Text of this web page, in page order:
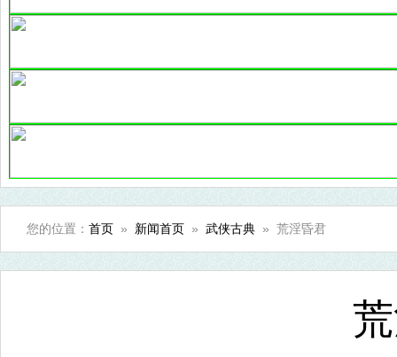
您的位置： 首页 » 新闻首页 » 武侠古典 » 荒淫昏君